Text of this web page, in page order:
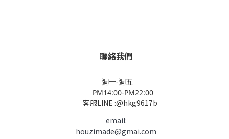
聯絡我們
週一-週五
PM14:00-PM22:00
客服LINE :@hkg9617b
email:
houzimade@gmai.com